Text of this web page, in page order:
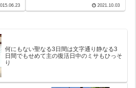
よう
ては
後ろに控えている団体さんのダ
2021.10.03
何にもない聖なる3日間は文字通り静なる3
日間でもせめて主の復活日中のミサもひっそ
り